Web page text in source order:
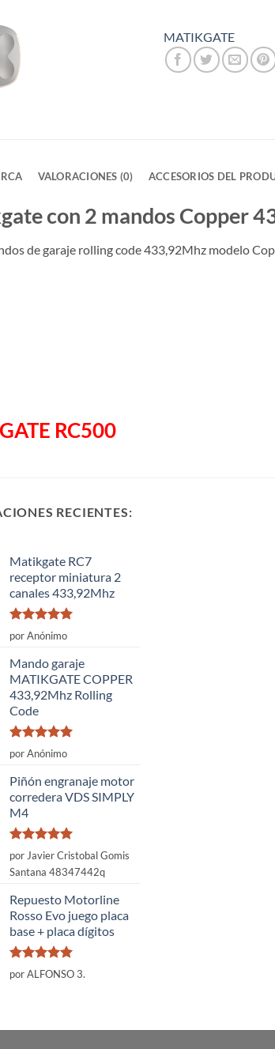
MATIKGATE
VALORACIONES (0) ACCESORIOS DEL
con 2 mandos Copper
de garaje rolling code 433,92Mhz modelo
RC500
RECIENTES:
Matikgate RC7
receptor miniatura 2
canales 433,92Mhz
Valorado
con
por Anónimo
Mando garaje
MATIKGATE COPPER
433,92Mhz Rolling
Code
Valorado
con
por Anónimo
Piñón engranaje motor
corredera VDS SIMPLY
M4
Valorado
con
por Javier Cristobal Gomis
Santana 48347442q
Repuesto Motorline
Rosso Evo juego placa
base + placa dígitos
Valorado
con
por ALFONSO 3.